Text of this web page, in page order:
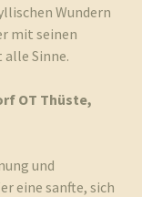
Wundern
mit seinen
Sinne.
OT Thüste,
und
eine sanfte, sich